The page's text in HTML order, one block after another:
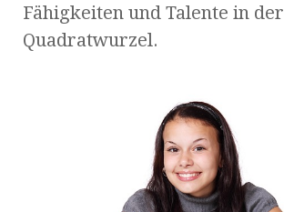
Fähigkeiten und Talente in der
Quadratwurzel.